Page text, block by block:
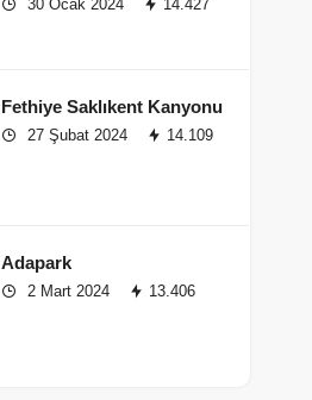
30 Ocak 2024 14.427
Fethiye Saklıkent Kanyonu
27 Şubat 2024 14.109
Adapark
2 Mart 2024 13.406